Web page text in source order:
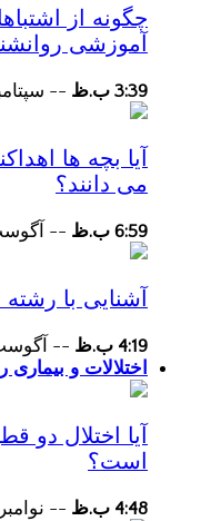
چگونه از
آموزشی
3:39 ب.ظ -- سپتامبر 6,
آیا بچه ها
می دانند؟
6:59 ب.ظ -- آگوست 13,
آشنایی با
4:19 ب.ظ -- آگوست 13,
اختلالات و بیماری
آیا اختلال دو
است؟
4:48 ب.ظ -- نوامبر 4, 2025